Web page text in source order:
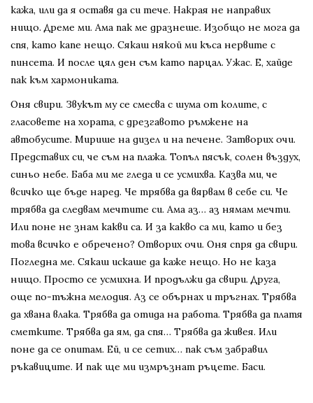
кажа, или да я оставя да си тече. Накрая не направих
нищо. Дреме ми. Ама пак ме дразнеше. Изобщо не мога да
спя, като капе нещо. Сякаш някой ми къса нервите с
пинсета. И после цял ден съм като парцал. Ужас. Е, хайде
пак към хармониката.
Оня свири. Звукът му се смесва с шума от колите, с
гласовете на хората, с дрезгавото ръмжене на
автобусите. Мирише на дизел и на печене. Затворих очи.
Представих си, че съм на плажа. Топъл пясък, солен въздух,
синьо небе. Баба ми ме гледа и се усмихва. Казва ми, че
всичко ще бъде наред. Че трябва да вярвам в себе си. Че
трябва да следвам мечтите си. Ама аз… аз нямам мечти.
Или поне не знам какви са. И за какво са ми, като и без
това всичко е обречено? Отворих очи. Оня спря да свири.
Погледна ме. Сякаш искаше да каже нещо. Но не каза
нищо. Просто се усмихна. И продължи да свири. Друга,
още по-тъжна мелодия. Аз се обърнах и тръгнах. Трябва
да хвана влака. Трябва да отида на работа. Трябва да платя
сметките. Трябва да ям, да спя… Трябва да живея. Или
поне да се опитам. Ей, и се сетих… пак съм забравил
ръкавиците. И пак ще ми измръзнат ръцете. Баси.